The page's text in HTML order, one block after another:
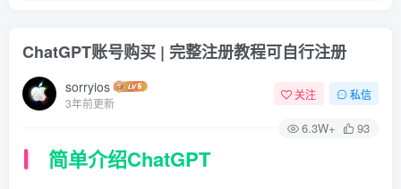
ChatGPT账号购买 | 完整注册教程可自行注册
sorryios
3年前更新
关注 私信
6.3W+ 93
简单介绍ChatGPT